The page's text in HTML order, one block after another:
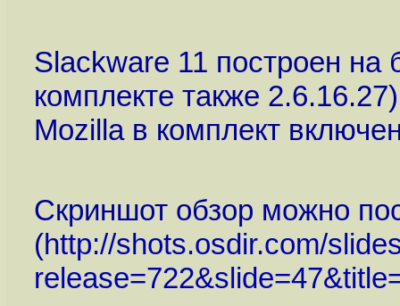
Slackware 11 построен
комплекте также
Mozilla в комплект
Скриншот обзор можно
(http://shots.osdir.com/